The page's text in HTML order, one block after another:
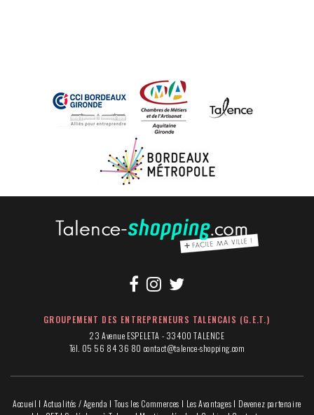
GROUPEMENT DES ENTREPRENEURS TALENCAIS (G.E.T.)
23 Avenue ESPELETA - 33400 TALENCE
Tél. 05 56 84 36 80 contact@talence-shopping.com
Accueil Actualités / Agenda Tous les Commerces Les Avantages
Devenez partenaire